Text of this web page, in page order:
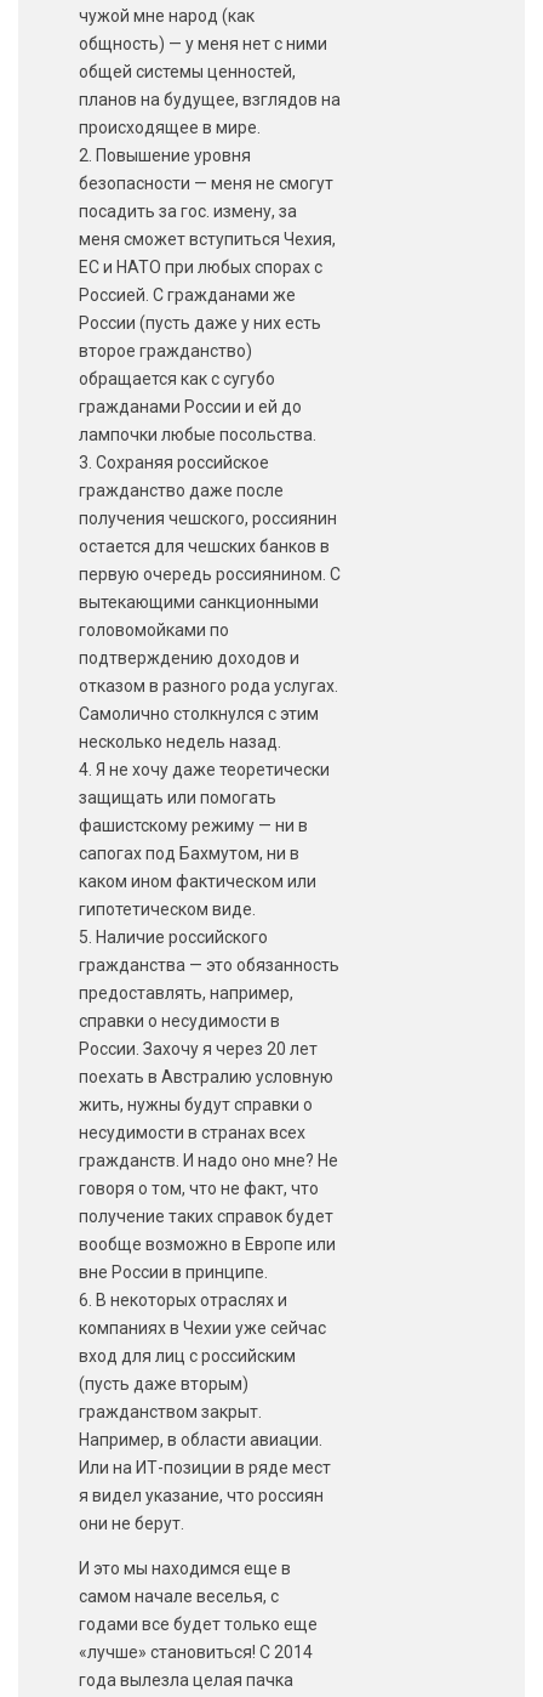
чужой мне народ (как
общность) — у меня нет с ними
общей системы ценностей,
планов на будущее, взглядов на
происходящее в мире.
2. Повышение уровня
безопасности — меня не смогут
посадить за гос. измену, за
меня сможет вступиться Чехия,
ЕС и НАТО при любых спорах с
Россией. С гражданами же
России (пусть даже у них есть
второе гражданство)
обращается как с сугубо
гражданами России и ей до
лампочки любые посольства.
3. Сохраняя российское
гражданство даже после
получения чешского, россиянин
остается для чешских банков в
первую очередь россиянином. С
вытекающими санкционными
головомойками по
подтверждению доходов и
отказом в разного рода услугах.
Самолично столкнулся с этим
несколько недель назад.
4. Я не хочу даже теоретически
защищать или помогать
фашистскому режиму — ни в
сапогах под Бахмутом, ни в
каком ином фактическом или
гипотетическом виде.
5. Наличие российского
гражданства — это обязанность
предоставлять, например,
справки о несудимости в
России. Захочу я через 20 лет
поехать в Австралию условную
жить, нужны будут справки о
несудимости в странах всех
гражданств. И надо оно мне? Не
говоря о том, что не факт, что
получение таких справок будет
вообще возможно в Европе или
вне России в принципе.
6. В некоторых отраслях и
компаниях в Чехии уже сейчас
вход для лиц с российским
(пусть даже вторым)
гражданством закрыт.
Например, в области авиации.
Или на ИТ-позиции в ряде мест
я видел указание, что россиян
они не берут.
И это мы находимся еще в
самом начале веселья, с
годами все будет только еще
«лучше» становиться! С 2014
года вылезла целая пачка